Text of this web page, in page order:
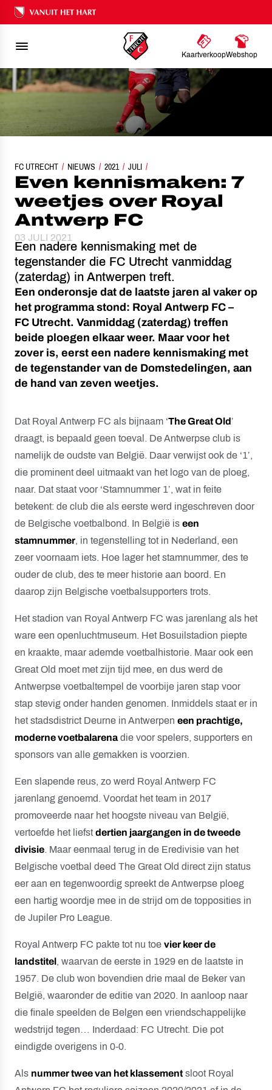
Ons nalatenschap
KaartverkoopWebshop
FC UTRECHT NIEUWS 2021 JULI
EVEN KENNISMAKEN: 7 WEETJES OVER ROYAL ANTWERP FC
Even kennismaken: 7
weetjes over Royal
Antwerp FC
03 JULI 2021
Een nadere kennismaking met de
tegenstander die FC Utrecht vanmiddag
(zaterdag) in Antwerpen treft.
Een onderonsje dat de laatste jaren al vaker op
het programma stond: Royal Antwerp FC –
FC Utrecht. Vanmiddag (zaterdag) treffen
beide ploegen elkaar weer. Maar voor het
zover is, eerst een nadere kennismaking met
de tegenstander van de Domstedelingen, aan
de hand van zeven weetjes.
Dat Royal Antwerp FC als bijnaam ‘The Great Old’
draagt, is bepaald geen toeval. De Antwerpse club is
namelijk de oudste van België. Daar verwijst ook de ‘1’,
die prominent deel uitmaakt van het logo van de ploeg,
naar. Dat staat voor ‘Stamnummer 1’, wat in feite
betekent: de club die als eerste werd ingeschreven door
de Belgische voetbalbond. In België is een
stamnummer, in tegenstelling tot in Nederland, een
zeer voornaam iets. Hoe lager het stamnummer, des te
ouder de club, des te meer historie aan boord. En
daarop zijn Belgische voetbalsupporters trots.
Het stadion van Royal Antwerp FC was jarenlang als het
ware een openluchtmuseum. Het Bosuilstadion piepte
en kraakte, maar ademde voetbalhistorie. Maar ook een
Great Old moet met zijn tijd mee, en dus werd de
Antwerpse voetbaltempel de voorbije jaren stap voor
stap stevig onder handen genomen. Inmiddels staat er in
het stadsdistrict Deurne in Antwerpen een prachtige,
moderne voetbalarenadie voor spelers, supporters en
sponsors van alle gemakken is voorzien.
Een slapende reus, zo werd Royal Antwerp FC
jarenlang genoemd. Voordat het team in 2017
promoveerde naar het hoogste niveau van België,
vertoefde het liefstdertien jaargangen in de tweede
divisie. Maar eenmaal terug in de Eredivisie van het
Belgische voetbal deed The Great Old direct zijn status
eer aan en tegenwoordig spreekt de Antwerpse ploeg
een hartig woordje mee in de strijd om de topposities in
de Jupiler Pro League.
Royal Antwerp FC pakte tot nu toe vier keer de
landstitel, waarvan de eerste in 1929 en de laatste in
1957. De club won bovendien drie maal de Beker van
België, waaronder de editie van 2020. In aanloop naar
die finale speelden de Belgen een vriendschappelijke
wedstrijd tegen… Inderdaad: FC Utrecht. Die pot
eindigde overigens in 0-0.
Als nummer twee van het klassement sloot Royal